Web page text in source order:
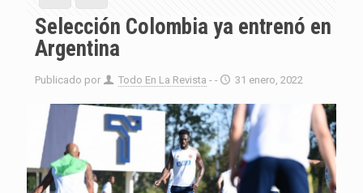
Selección Colombia ya entrenó en
Argentina
Publicado por Todo En La Revista - - 31 enero, 2022